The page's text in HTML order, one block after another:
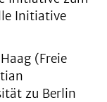
Initiative
(Freie
zu Berlin